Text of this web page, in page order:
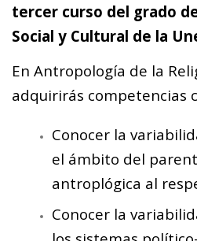
tercer curso del grado
Social y Cultural de la
En Antropología de la
adquirirás competencias
Conocer la
el ámbito del
antroplógica al
Conocer la